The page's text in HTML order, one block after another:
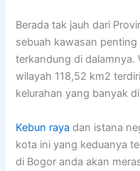
Berada tak jauh dari
sebuah kawasan
terkandung di dalamnya.
wilayah 118,52 km2
kelurahan yang banyak
Kebun raya dan istana
kota ini yang keduanya
di Bogor anda akan